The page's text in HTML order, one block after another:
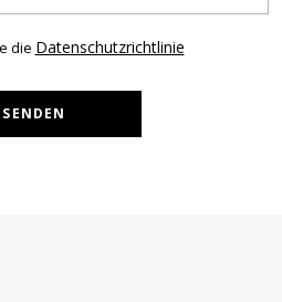
die Datenschutzrichtlinie
SENDEN